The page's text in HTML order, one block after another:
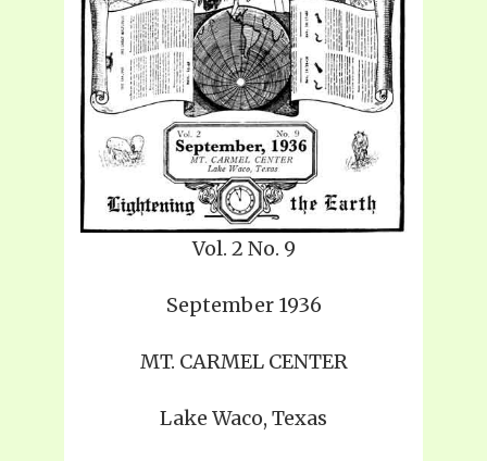
Vol. 2 No. 9
September 1936
MT. CARMEL CENTER
Lake Waco, Texas